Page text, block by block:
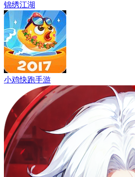
锦绣江湖
小鸡快跑手游